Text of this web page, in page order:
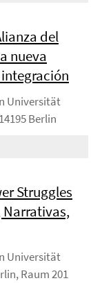
del
nueva
Universität
Berlin
Struggles
Narrativas,
Universität
Raum 201